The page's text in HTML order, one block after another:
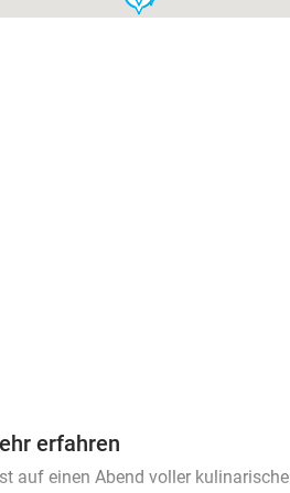
erfahren
auf einen Abend voller